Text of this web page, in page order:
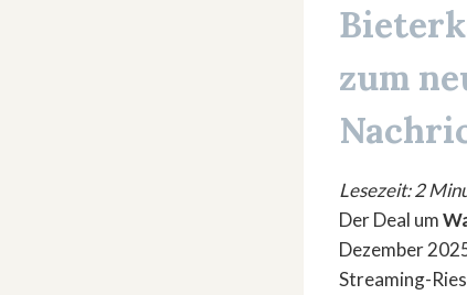
zum
Lesezeit: 2
Der Deal um
Dezember
Streaming-